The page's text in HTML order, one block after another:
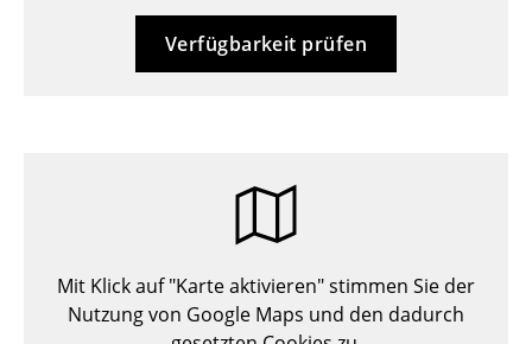
Kinderstühle
Einzelteile
... alle Sitzmöbel
Verfügbarkeit prüfen
Mit Klick auf "Karte aktivieren" stimmen Sie der
Nutzung von Google Maps und den dadurch